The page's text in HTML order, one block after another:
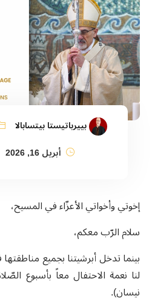
بييرباتيستا بيتسابالا
أبريل 16, 2026
إخوتي وأخواتي الأعزّاء في المسيح،
سلام الرّب معكم،
بينما تدخل أبرشيتنا بجميع
نيسان).